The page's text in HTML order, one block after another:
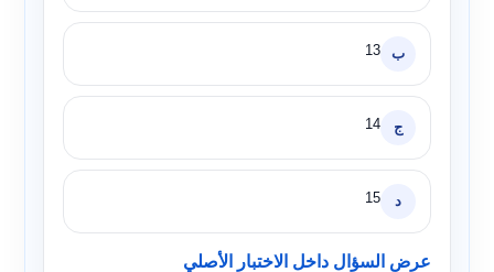
ب 13
ج 14
د 15
عرض السؤال داخل الاختبار الأصلي